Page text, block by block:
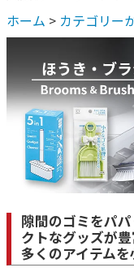
ホーム > カテゴリー
隙間のゴミをパ
クトなグッズが豊
多くのアイテム